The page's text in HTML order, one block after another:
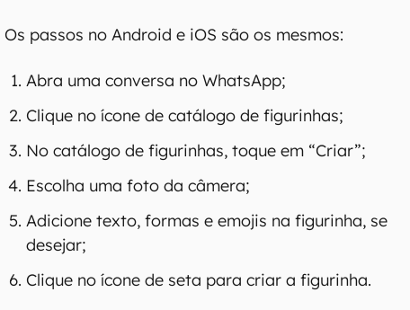
Os passos no Android e iOS são os mesmos:
Abra uma conversa no WhatsApp;
Clique no ícone de catálogo de figurinhas;
No catálogo de figurinhas, toque em “Criar”;
Escolha uma foto da câmera;
Adicione texto, formas e emojis na figurinha, se
desejar;
Clique no ícone de seta para criar a figurinha.